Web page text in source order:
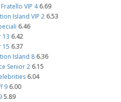
VIP 4 6.69
Island VIP 2 6.53
6.46
13 6.42
15 6.37
Island 8 6.36
Senior 2 6.15
6.04
9 6.00
5.89